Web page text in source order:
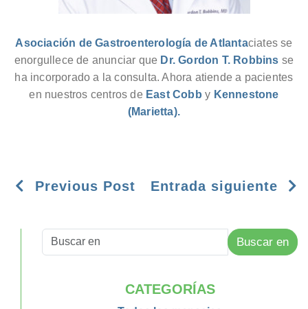
Asociación de Gastroenterología de Atlantaciates se
enorgullece de anunciar que Dr. Gordon T. Robbins se
ha incorporado a la consulta. Ahora atiende a pacientes
en nuestros centros de East Cobb y Kennestone
(Marietta).
Previous Post Entrada siguiente
Buscar en
CATEGORÍAS